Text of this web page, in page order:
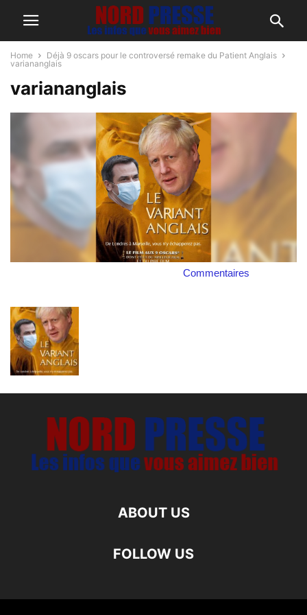
Home
Déjà 9 oscars pour le controversé remake du Patient Anglais
variananglais
variananglais
Commentaires
ABOUT US
FOLLOW US